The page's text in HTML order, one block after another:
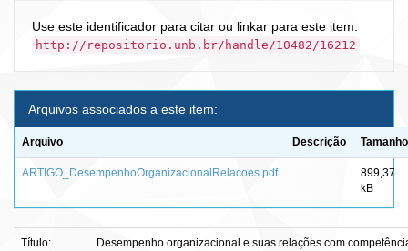
Use este identificador para citar ou linkar para este item:
http://repositorio.unb.br/handle/10482/16212
Arquivos associados a este item:
Arquivo Descrição Tamanho
ARTIGO_DesempenhoOrganizacionalRelacoes.pdf
899,37
kB
Título:
Desempenho organizacional e suas relações com